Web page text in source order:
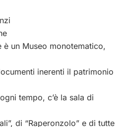
è un Museo monotematico,
inerenti il patrimonio
tempo, c’è la sala di
di “Raperonzolo” e di tutte